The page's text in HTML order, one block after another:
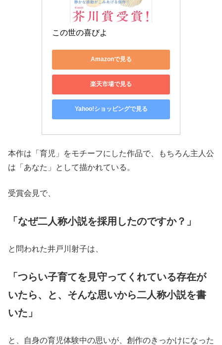
この世の喜びよ
Amazonで見る
楽天市場で見る
Yahoo!ショッピングで見る
本作は「育児」をモチーフにした作品で、もちろん主人公
は「あなた」として描かれている。
受賞会見で、
「なぜ二人称小説を採用したのですか？」
と問われた井戸川射子は、
「つらい子育てを見守ってくれている存在が
いたら、と、そんな思いから二人称小説を書
いた」
と、自身の育児体験中の思いが、創作のきっかけになった